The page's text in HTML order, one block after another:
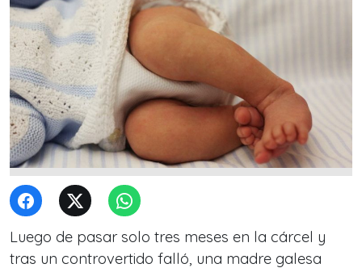
Luego de pasar solo tres meses en la cárcel y
tras un controvertido falló, una madre galesa